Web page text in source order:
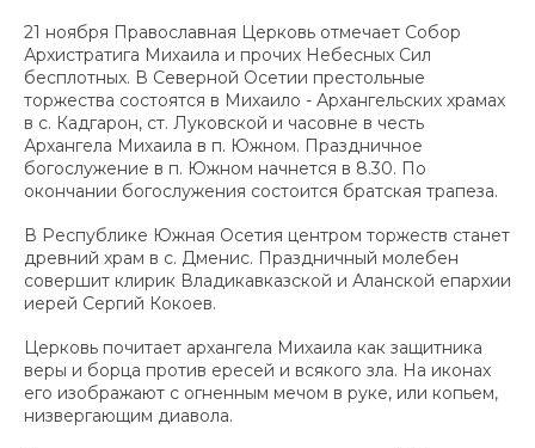
21 ноября Православная Церковь отмечает Собор
Архистратига Михаила и прочих Небесных Сил
бесплотных. В Северной Осетии престольные
торжества состоятся в Михаило - Архангельских храмах
в с. Кадгарон, ст. Луковской и часовне в честь
Архангела Михаила в п. Южном. Праздничное
богослужение в п. Южном начнется в 8.30. По
окончании богослужения состоится братская трапеза.
В Республике Южная Осетия центром торжеств станет
древний храм в с. Дменис. Праздничный молебен
совершит клирик Владикавказской и Аланской епархии
иерей Сергий Кокоев.
Церковь почитает архангела Михаила как защитника
веры и борца против ересей и всякого зла. На иконах
его изображают с огненным мечом в руке, или копьем,
низвергающим диавола.